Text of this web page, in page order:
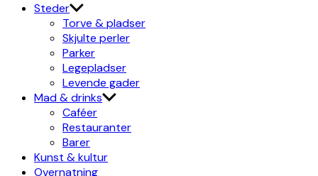
Steder
Torve & pladser
Skjulte perler
Parker
Legepladser
Levende gader
Mad & drinks
Caféer
Restauranter
Barer
Kunst & kultur
Overnatning